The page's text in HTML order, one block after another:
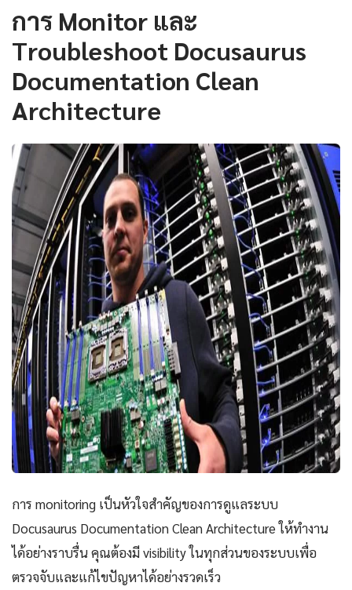
การ Monitor และ
Troubleshoot Docusaurus
Documentation Clean
Architecture
การ monitoring เป็นหัวใจสำคัญของการดูแลระบบ
Docusaurus Documentation Clean Architecture ให้ทำงาน
ได้อย่างราบรื่น คุณต้องมี visibility ในทุกส่วนของระบบเพื่อ
ตรวจจับและแก้ไขปัญหาได้อย่างรวดเร็ว